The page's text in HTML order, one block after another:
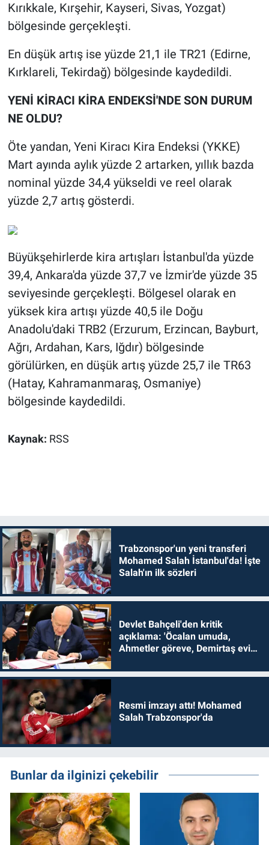
Kırıkkale, Kırşehir, Kayseri, Sivas, Yozgat)
bölgesinde gerçekleşti.
En düşük artış ise yüzde 21,1 ile TR21 (Edirne,
Kırklareli, Tekirdağ) bölgesinde kaydedildi.
YENİ KİRACI KİRA ENDEKSİ'NDE SON DURUM
NE OLDU?
Öte yandan, Yeni Kiracı Kira Endeksi (YKKE)
Mart ayında aylık yüzde 2 artarken, yıllık bazda
nominal yüzde 34,4 yükseldi ve reel olarak
yüzde 2,7 artış gösterdi.
Büyükşehirlerde kira artışları İstanbul'da yüzde
39,4, Ankara'da yüzde 37,7 ve İzmir'de yüzde 35
seviyesinde gerçekleşti. Bölgesel olarak en
yüksek kira artışı yüzde 40,5 ile Doğu
Anadolu'daki TRB2 (Erzurum, Erzincan, Bayburt,
Ağrı, Ardahan, Kars, Iğdır) bölgesinde
görülürken, en düşük artış yüzde 25,7 ile TR63
(Hatay, Kahramanmaraş, Osmaniye)
bölgesinde kaydedildi.
Kaynak: RSS
Trabzonspor'un yeni transferi
Mohamed Salah İstanbul'da! İşte
Salah'ın ilk sözleri
Devlet Bahçeli'den kritik
açıklama: 'Öcalan umuda,
Ahmetler göreve, Demirtaş evine
Resmi imzayı attı! Mohamed
Salah Trabzonspor'da
Bunlar da ilginizi çekebilir